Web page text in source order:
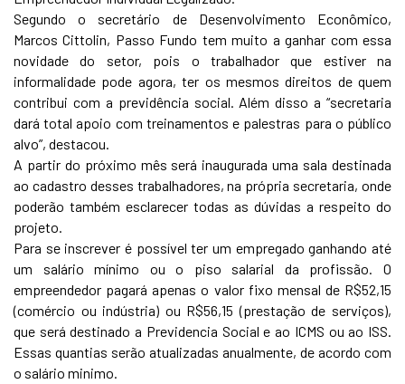
Segundo o secretário de Desenvolvimento Econômico,
Marcos Cittolin, Passo Fundo tem muito a ganhar com essa
novidade do setor, pois o trabalhador que estiver na
informalidade pode agora, ter os mesmos direitos de quem
contribui com a previdência social. Além disso a “secretaria
dará total apoio com treinamentos e palestras para o público
alvo”, destacou.
A partir do próximo mês será inaugurada uma sala destinada
ao cadastro desses trabalhadores, na própria secretaria, onde
poderão também esclarecer todas as dúvidas a respeito do
projeto.
Para se inscrever é possível ter um empregado ganhando até
um salário mínimo ou o piso salarial da profissão. O
empreendedor pagará apenas o valor fixo mensal de R$52,15
(comércio ou indústria) ou R$56,15 (prestação de serviços),
que será destinado a Previdencia Social e ao ICMS ou ao ISS.
Essas quantias serão atualizadas anualmente, de acordo com
o salário minimo.